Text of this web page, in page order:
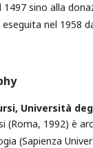
sino alla
nel 1958
Università
(Roma, 1992) è
(Sapienza